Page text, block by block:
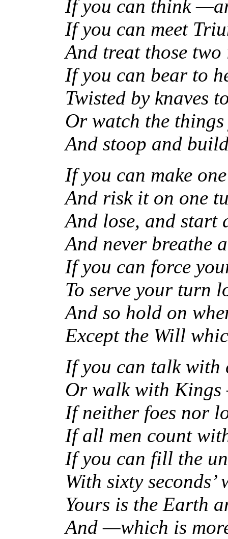
If you can think
If you can meet
And treat those
If you can bear to
Twisted by knaves
Or watch the
And stoop and
If you can make
And risk it on one
And lose, and start
And never breathe
If you can force
To serve your turn
And so hold on
Except the Will
If you can talk with
Or walk with Kings
If neither foes nor
If all men count
If you can fill the
With sixty
Yours is the Earth
And —which is